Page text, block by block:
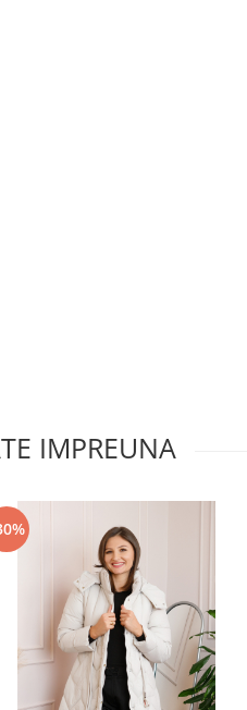
IMPREUNA